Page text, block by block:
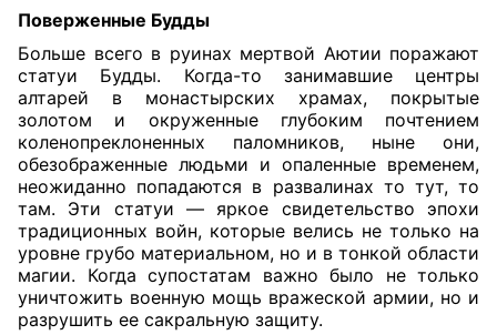
Поверженные Будды
Больше всего в руинах мертвой Аютии поражают
статуи Будды. Когда-то занимавшие центры
алтарей в монастырских храмах, покрытые
золотом и окруженные глубоким почтением
коленопреклоненных паломников, ныне они,
обезображенные людьми и опаленные временем,
неожиданно попадаются в развалинах то тут, то
там. Эти статуи — яркое свидетельство эпохи
традиционных войн, которые велись не только на
уровне грубо материальном, но и в тонкой области
магии. Когда супостатам важно было не только
уничтожить военную мощь вражеской армии, но и
разрушить ее сакральную защиту.